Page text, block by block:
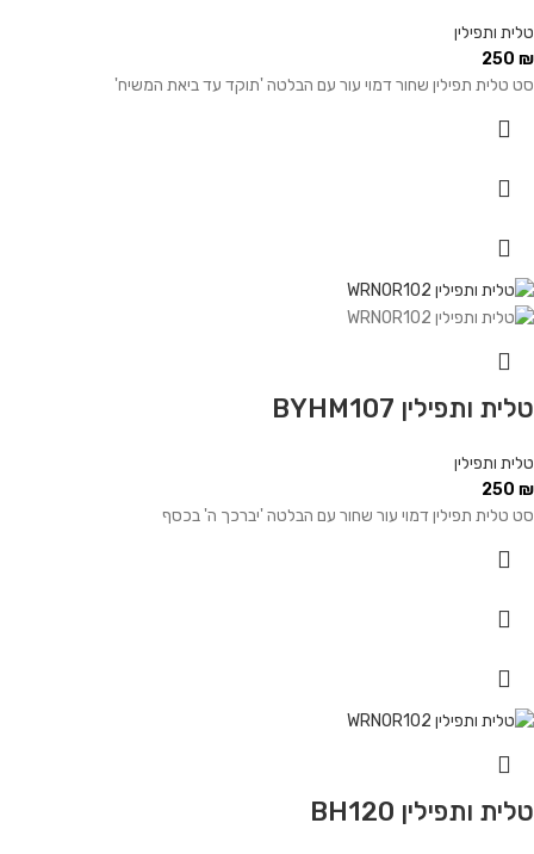
טלית ותפילין
250 ₪
סט טלית תפילין שחור דמוי עור עם הבלטה 'תוקד עד ביאת המשיח'
טלית ותפילין BYHM107
טלית ותפילין
250 ₪
סט טלית תפילין דמוי עור שחור עם הבלטה 'יברכך ה' בכסף
טלית ותפילין BH120